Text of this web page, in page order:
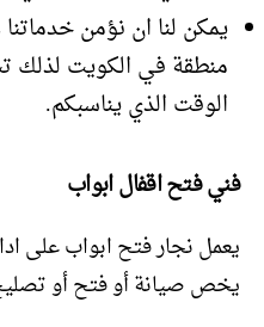
يمكن لنا ان نؤمن
منطقة في الكويت لذلك
الوقت الذي يناسبكم.
فني فتح اقفال ابواب
يعمل نجار فتح ابواب على
يخص صيانة أو فتح أو تصليح